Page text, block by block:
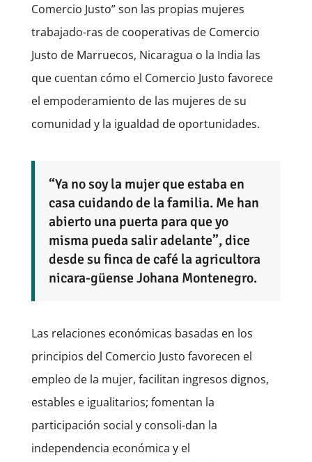
Comercio Justo” son las propias mujeres
trabajado-ras de cooperativas de Comercio
Justo de Marruecos, Nicaragua o la India las
que cuentan cómo el Comercio Justo favorece
el empoderamiento de las mujeres de su
comunidad y la igualdad de oportunidades.
“Ya no soy la mujer que estaba en
casa cuidando de la familia. Me han
abierto una puerta para que yo
misma pueda salir adelante”, dice
desde su finca de café la agricultora
nicara-güense Johana Montenegro.
Las relaciones económicas basadas en los
principios del Comercio Justo favorecen el
empleo de la mujer, facilitan ingresos dignos,
estables e igualitarios; fomentan la
participación social y consoli-dan la
independencia económica y el